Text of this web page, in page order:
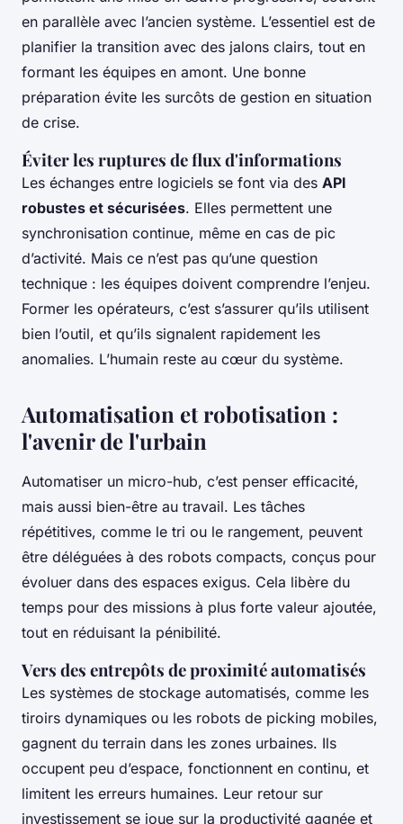
en parallèle avec l’ancien système. L’essentiel est de
planifier la transition avec des jalons clairs, tout en
formant les équipes en amont. Une bonne
préparation évite les surcôts de gestion en situation
de crise.
Éviter les ruptures de flux d'informations
Les échanges entre logiciels se font via des API
robustes et sécurisées. Elles permettent une
synchronisation continue, même en cas de pic
d’activité. Mais ce n’est pas qu’une question
technique : les équipes doivent comprendre l’enjeu.
Former les opérateurs, c’est s’assurer qu’ils utilisent
bien l’outil, et qu’ils signalent rapidement les
anomalies. L’humain reste au cœur du système.
Automatisation et robotisation :
l'avenir de l'urbain
Automatiser un micro-hub, c’est penser efficacité,
mais aussi bien-être au travail. Les tâches
répétitives, comme le tri ou le rangement, peuvent
être déléguées à des robots compacts, conçus pour
évoluer dans des espaces exigus. Cela libère du
temps pour des missions à plus forte valeur ajoutée,
tout en réduisant la pénibilité.
Vers des entrepôts de proximité automatisés
Les systèmes de stockage automatisés, comme les
tiroirs dynamiques ou les robots de picking mobiles,
gagnent du terrain dans les zones urbaines. Ils
occupent peu d’espace, fonctionnent en continu, et
limitent les erreurs humaines. Leur retour sur
investissement se joue sur la productivité gagnée et